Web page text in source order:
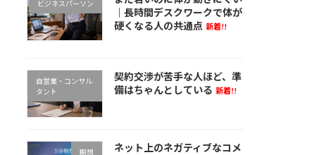
ビジネスパーソン
｜長時間デスクワークで体が
硬くなる人の共通点 新着!!
自営業・コンサル
タント
契約交渉が苦手な人ほど、準
備はちゃんとしている 新着!!
瞑想
ネット上のネガティブなコメ